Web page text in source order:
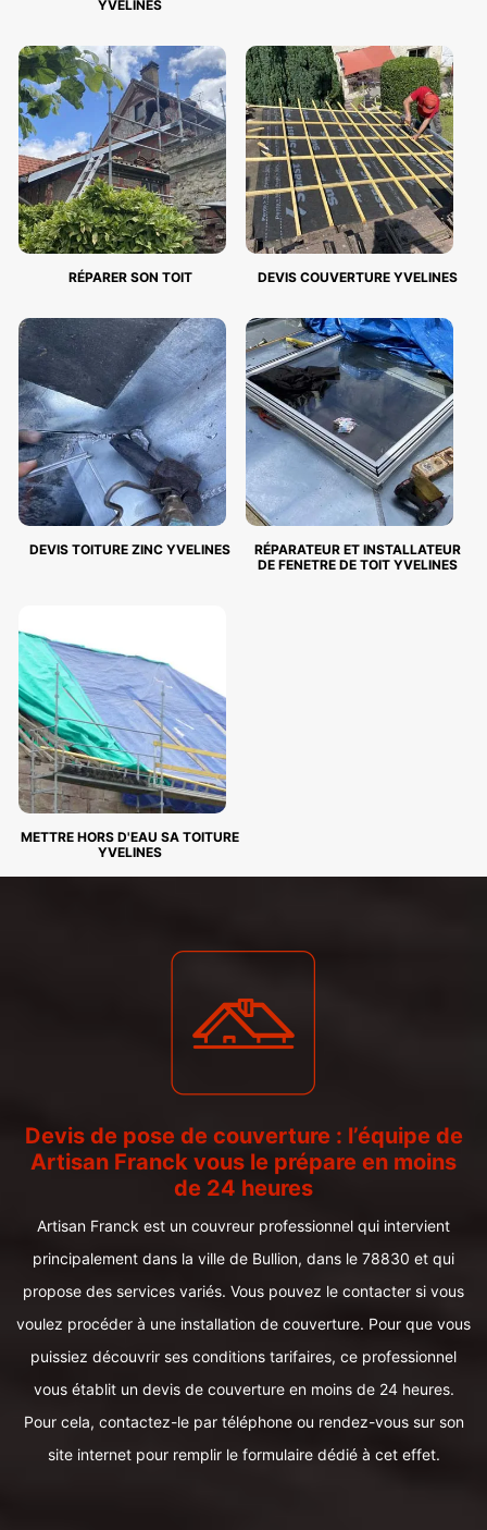
YVELINES
RÉPARER SON TOIT DEVIS COUVERTURE YVELINES
DEVIS TOITURE ZINC YVELINES
RÉPARATEUR ET INSTALLATEUR
DE FENETRE DE TOIT YVELINES
METTRE HORS D'EAU SA TOITURE
YVELINES
Devis de pose de couverture : l’équipe de
Artisan Franck vous le prépare en moins
de 24 heures
Artisan Franck est un couvreur professionnel qui intervient
principalement dans la ville de Bullion, dans le 78830 et qui
propose des services variés. Vous pouvez le contacter si vous
voulez procéder à une installation de couverture. Pour que vous
puissiez découvrir ses conditions tarifaires, ce professionnel
vous établit un devis de couverture en moins de 24 heures.
Pour cela, contactez-le par téléphone ou rendez-vous sur son
site internet pour remplir le formulaire dédié à cet effet.